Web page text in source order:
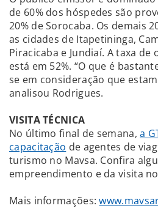
de 60% dos hóspedes são
20% de Sorocaba. Os demais
as cidades de Itapetininga,
Piracicaba e Jundiaí. A taxa de
está em 52%. “O que é
se em consideração que
analisou Rodrigues.
VISITA TÉCNICA
No último final de semana,a
capacitação de agentes de
turismo no Mavsa. Confira
empreendimento e da visita
Mais informações: